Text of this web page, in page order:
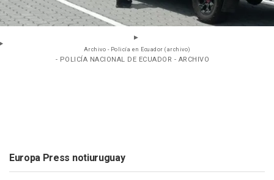
Archivo - Policía en Ecuador (archivo)
- POLICÍA NACIONAL DE ECUADOR - ARCHIVO
Europa Press notiuruguay